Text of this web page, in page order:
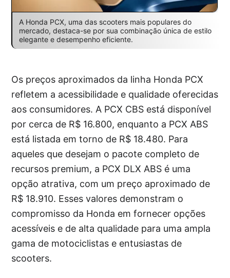
A Honda PCX, uma das scooters mais populares do
mercado, destaca-se por sua combinação única de estilo
elegante e desempenho eficiente.
Os preços aproximados da linha Honda PCX
refletem a acessibilidade e qualidade oferecidas
aos consumidores. A PCX CBS está disponível
por cerca de R$ 16.800, enquanto a PCX ABS
está listada em torno de R$ 18.480. Para
aqueles que desejam o pacote completo de
recursos premium, a PCX DLX ABS é uma
opção atrativa, com um preço aproximado de
R$ 18.910. Esses valores demonstram o
compromisso da Honda em fornecer opções
acessíveis e de alta qualidade para uma ampla
gama de motociclistas e entusiastas de
scooters.